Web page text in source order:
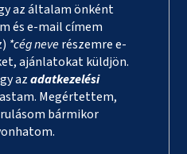
az általam önként
és e-mail címem
*cég neverészemre e-
ajánlatokat küldjön.
azadatkezelési
Megértettem,
bármikor